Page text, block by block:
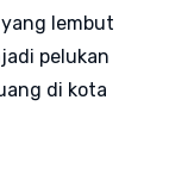
lembut
pelukan
di kota